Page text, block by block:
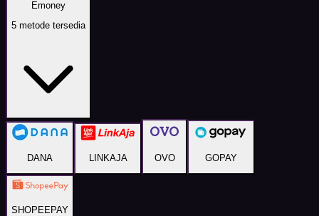
Emoney
5 metode tersedia
DANA LINKAJA OVO GOPAY
SHOPEEPAY